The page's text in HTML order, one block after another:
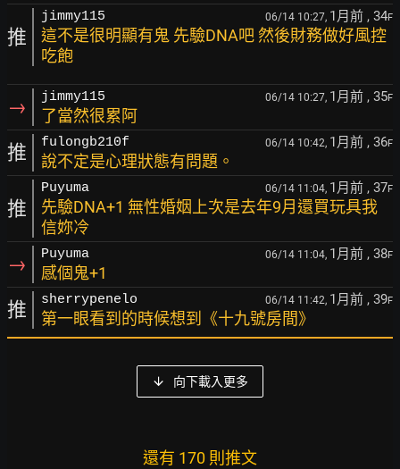
推
jimmy115 06/14 10:27, 1月前 , 34F
這不是很明顯有鬼 先驗DNA吧 然後財務做好風控
吃飽
→ jimmy115 06/14 10:27, 1月前 , 35F
了當然很累阿
推 fulongb210f 06/14 10:42, 1月前 , 36F
說不定是心理狀態有問題。
推
Puyuma 06/14 11:04, 1月前 , 37F
先驗DNA+1 無性婚姻上次是去年9月還買玩具我
信妳冷
→ Puyuma 06/14 11:04, 1月前 , 38F
感個鬼+1
推 sherrypenelo 06/14 11:42, 1月前 , 39F
第一眼看到的時候想到《十九號房間》
向下載入更多
還有 170 則推文